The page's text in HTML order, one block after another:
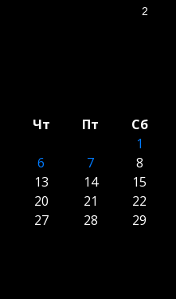
2
Чт Пт
Сб
1
6 7
8
13 14
15
20 21
22
27 28
29